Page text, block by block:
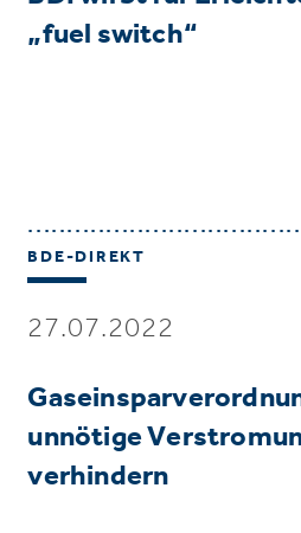
„fuel switch“
BDE-DIREKT
27.07.2022
unnötige
verhindern